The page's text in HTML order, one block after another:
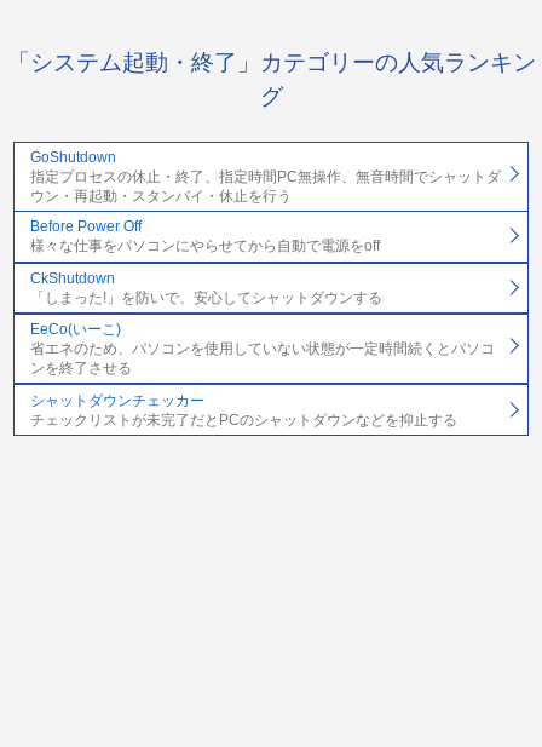
「システム起動・終了」カテゴリーの人気ランキン
グ
GoShutdown
指定プロセスの休止・終了、指定時間PC無操作、無音時間でシャットダ
ウン・再起動・スタンバイ・休止を行う
Before Power Off
様々な仕事をパソコンにやらせてから自動で電源をoff
CkShutdown
「しまった!」を防いで、安心してシャットダウンする
EeCo(いーこ)
省エネのため、パソコンを使用していない状態が一定時間続くとパソコ
ンを終了させる
シャットダウンチェッカー
チェックリストが未完了だとPCのシャットダウンなどを抑止する